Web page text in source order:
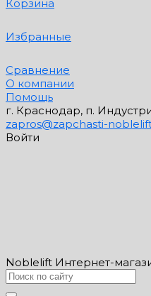
Корзина
Избранные
Сравнение
О компании
Помощь
г. Краснодар, п.
zapros@zapchasti-
Войти
Noblelift Интернет-